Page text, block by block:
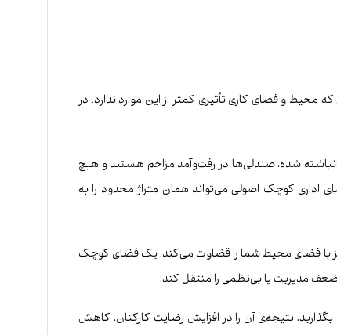
و فضای کاری تأثیری کمتر از این موارد ندارد. در
شده، صندلی‌ها در رفت‌وآمد مزاحم هستند و هیچ
اداری کوچک اصولی می‌تواند همان متراژ محدود را به
چیز با فضای محیط شما را قضاوت می‌کند. یک فضای کوچک
مدیریت یا بی‌نظمی را منتقل کند.
نتیجه‌ی آن را در افزایش رضایت کارکنان، کاهش